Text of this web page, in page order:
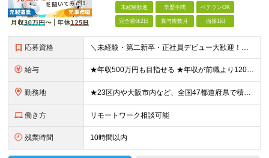
未経験歓迎 学歴不問 ベテランOK
完全週休2日 賞与複数月 面接1回
応募資格 ＼未経験・第二新卒・正社員デビュー大歓迎！／ ☆アパレルや飲食、ビルメンテ、職人、モデルなど、異業種出身の社員が多数活躍中です！ ■20～30代の若手中心に活躍中！ ■人物重視の採用 ■転職回数不問
給与 ★年収500万円も目指せる ★年収が前職より120万円アップした実績あり ★前職の給与を最大限に考慮します！ 【経験者】 ■月給35万円～80万円＋各種手当＋賞与年2回 【未経験者/首都圏】 ■月
勤務地 ★23区内や大阪市内など、全国47都道府県で積極採用中！ ★直行直帰OK◎ ★U・Iターン歓迎 ★会社都合の転勤なし！ ご家族の転勤などに合わせた勤務先の変更はOK◎ ★大阪・東京・名古屋・福岡への引
働き方 リモートワーク相談可能
残業時間 10時間以内